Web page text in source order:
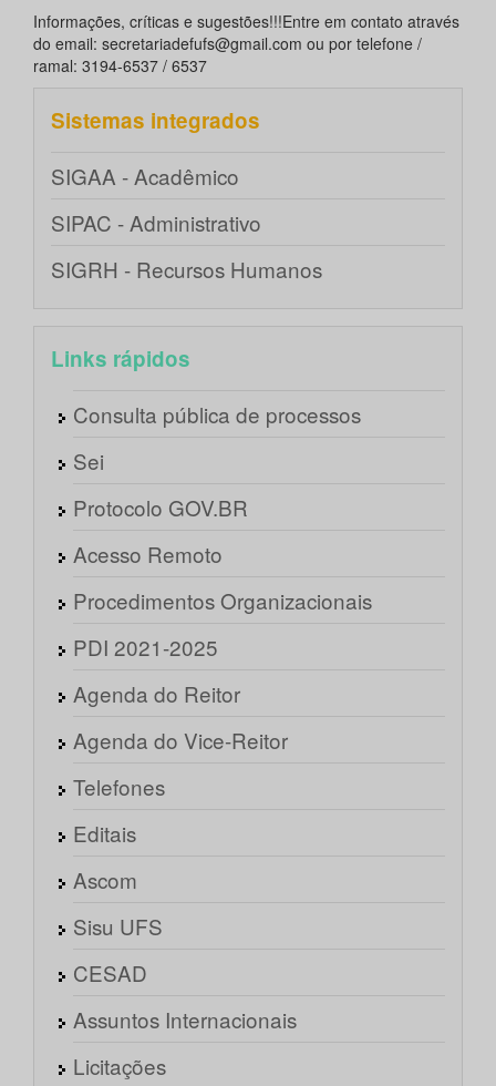
Informações, críticas e sugestões!!!Entre em contato através
do email: secretariadefufs@gmail.com ou por telefone /
ramal: 3194-6537 / 6537
Sistemas integrados
SIGAA - Acadêmico
SIPAC - Administrativo
SIGRH - Recursos Humanos
Links rápidos
Consulta pública de processos
Sei
Protocolo GOV.BR
Acesso Remoto
Procedimentos Organizacionais
PDI 2021-2025
Agenda do Reitor
Agenda do Vice-Reitor
Telefones
Editais
Ascom
Sisu UFS
CESAD
Assuntos Internacionais
Licitações